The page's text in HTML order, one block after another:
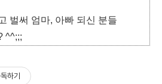
벌써 엄마, 아빠 되신 분들
^^;;;
하기